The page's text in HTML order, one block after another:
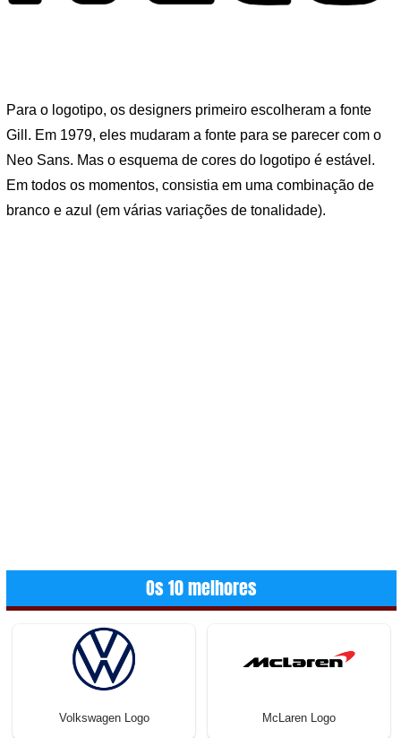
Para o logotipo, os designers primeiro escolheram a fonte
Gill. Em 1979, eles mudaram a fonte para se parecer com o
Neo Sans. Mas o esquema de cores do logotipo é estável.
Em todos os momentos, consistia em uma combinação de
branco e azul (em várias variações de tonalidade).
Os 10 melhores
Volkswagen Logo McLaren Logo